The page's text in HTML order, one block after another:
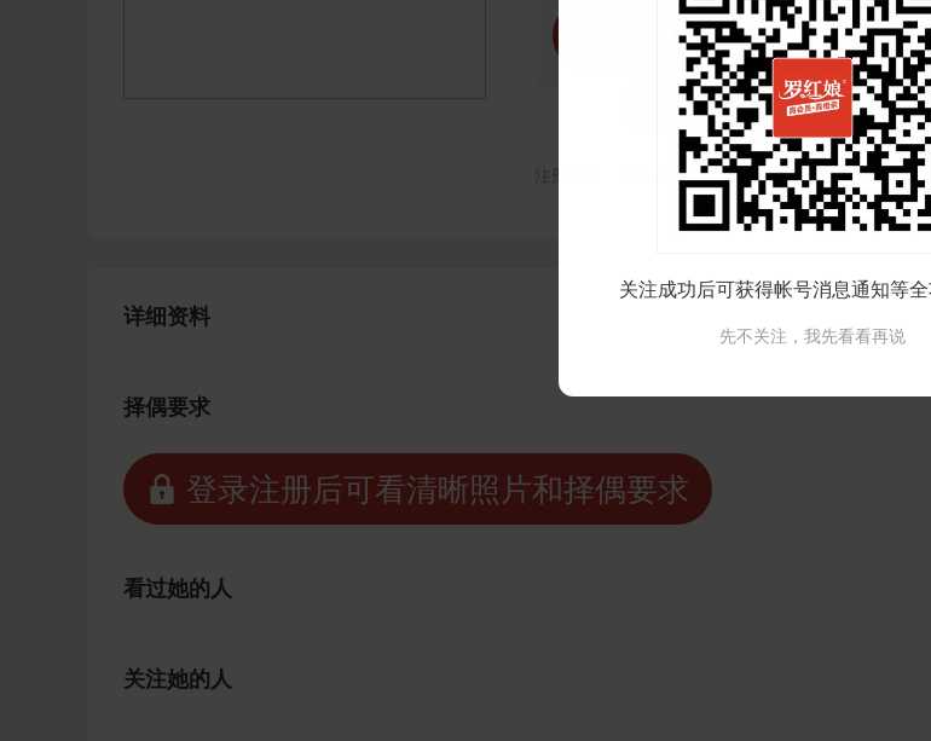
 登录注册后可看清晰
发私信  打招呼
VIP会员可见 最后登录时间：VIP会员
详细资料
择偶要求
 登录注册后可看清晰照片和择偶要求
看过她的人
关注她的人
关注成功后可获得帐号消息通知等
先不关注，我先看看再说